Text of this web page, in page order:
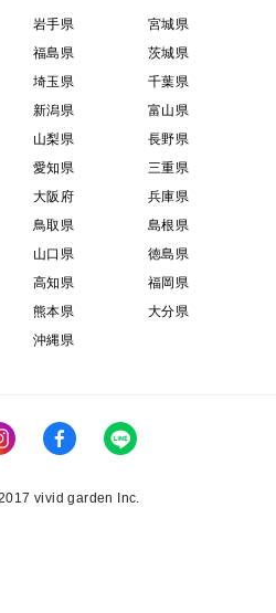
岩手県
宮城県
福島県
茨城県
埼玉県
千葉県
新潟県
富山県
山梨県
長野県
愛知県
三重県
大阪府
兵庫県
鳥取県
島根県
山口県
徳島県
高知県
福岡県
熊本県
大分県
沖縄県
vivid garden Inc.